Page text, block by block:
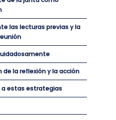
las lecturas previas y la
de la reflexión y la acción
a estas estrategias